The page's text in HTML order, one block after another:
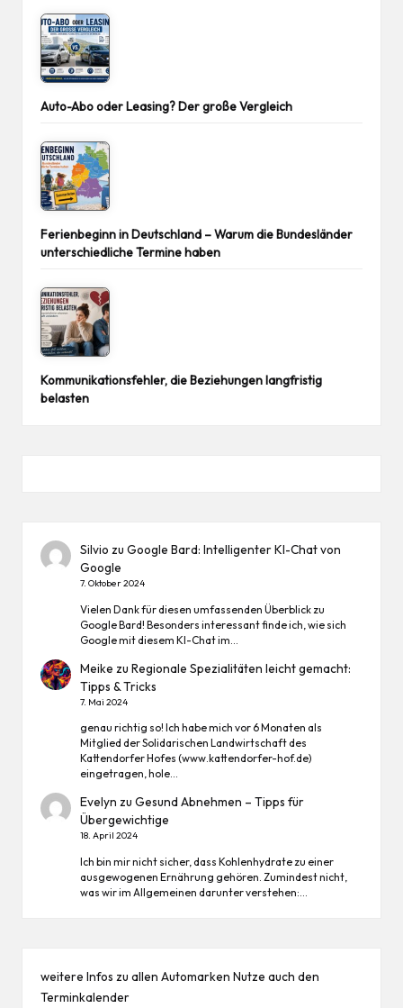
Auto-Abo oder Leasing? Der große Vergleich
Ferienbeginn in Deutschland – Warum die Bundesländer
unterschiedliche Termine haben
Kommunikationsfehler, die Beziehungen langfristig
belasten
Silvio zuGoogle Bard: Intelligenter KI-Chat von
Google
7. Oktober 2024
Vielen Dank für diesen umfassenden Überblick zu
Google Bard! Besonders interessant finde ich, wie sich
Google mit diesem KI-Chat im…
Meike zuRegionale Spezialitäten leicht gemacht:
Tipps & Tricks
7. Mai 2024
genau richtig so! Ich habe mich vor 6 Monaten als
Mitglied der Solidarischen Landwirtschaft des
Kattendorfer Hofes (www.kattendorfer-hof.de)
eingetragen, hole…
Evelyn zuGesund Abnehmen – Tipps für
Übergewichtige
18. April 2024
Ich bin mir nicht sicher, dass Kohlenhydrate zu einer
ausgewogenen Ernährung gehören. Zumindest nicht,
was wir im Allgemeinen darunter verstehen:…
weitere Infos zu allen Automarken Nutze auch den
Terminkalender